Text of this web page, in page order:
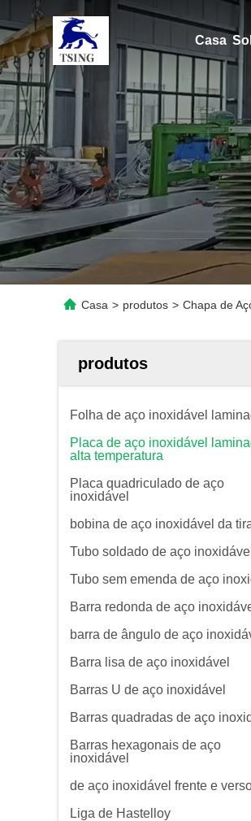
Casa
Casa > produtos > Chapa de
produtos
Folha de aço inoxidável
Placa de aço inoxidável
alta temperatura
Placa quadriculado de aço
inoxidável
bobina de aço inoxidável da
Tubo soldado de aço inoxidável
Tubo sem emenda de aço
Barra redonda de aço
barra de ângulo de aço
Barra lisa de aço inoxidável
Barras U de aço inoxidável
Barras quadradas de aço
Barras hexagonais de aço
inoxidável
de aço inoxidável frente e
Liga de Hastelloy